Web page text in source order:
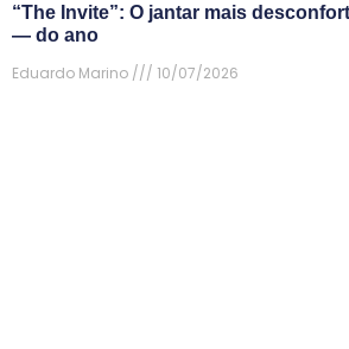
“The Invite”: O jantar mais
— do ano
Eduardo Marino
10/07/2026